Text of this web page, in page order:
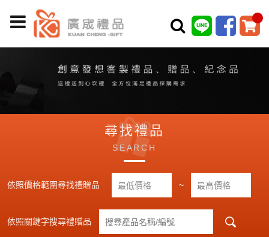
尋找禮品
SEARCH
依照價格範圍尋找禮贈品 ~
依照關鍵字搜尋禮贈品